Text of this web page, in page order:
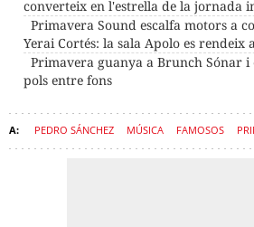
converteix en l'estrella de la jornada
Primavera Sound escalfa motors a
Yerai Cortés: la sala Apolo es rendeix
Primavera guanya a Brunch Sónar i
pols entre fons
PEDRO SÁNCHEZ MÚSICA FAMOSOS